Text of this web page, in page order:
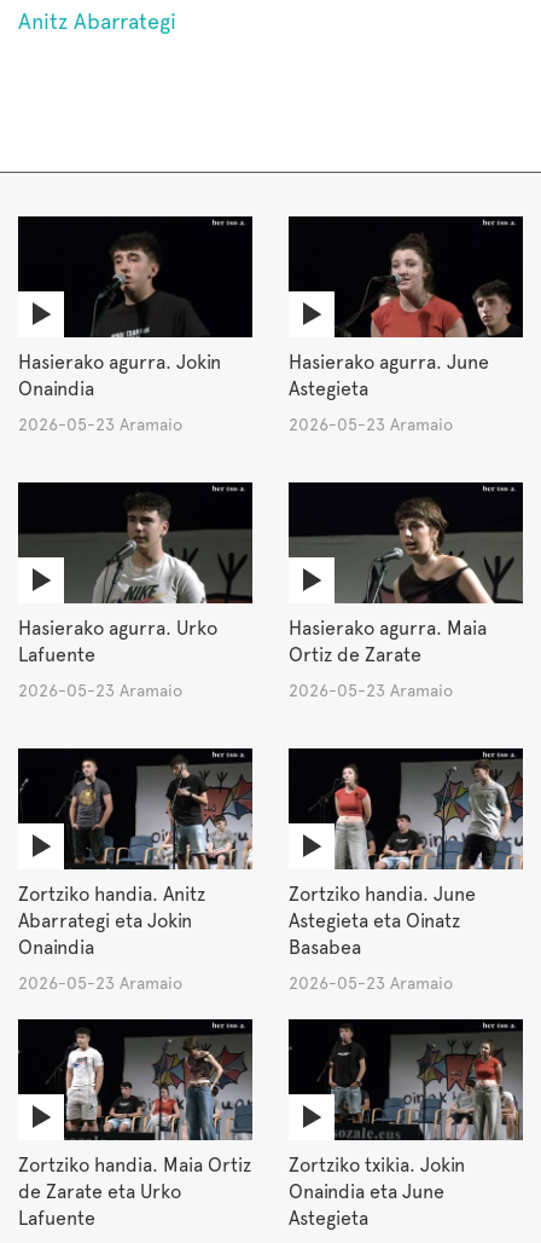
Anitz Abarrategi
Hasierako agurra. Jokin
Onaindia
2026-05-23 Aramaio
Hasierako agurra. June
Astegieta
2026-05-23 Aramaio
Hasierako agurra. Urko
Lafuente
2026-05-23 Aramaio
Hasierako agurra. Maia
Ortiz de Zarate
2026-05-23 Aramaio
Zortziko handia. Anitz
Abarrategi eta Jokin
Onaindia
2026-05-23 Aramaio
Zortziko handia. June
Astegieta eta Oinatz
Basabea
2026-05-23 Aramaio
Zortziko handia. Maia Ortiz
de Zarate eta Urko
Lafuente
Zortziko txikia. Jokin
Onaindia eta June
Astegieta